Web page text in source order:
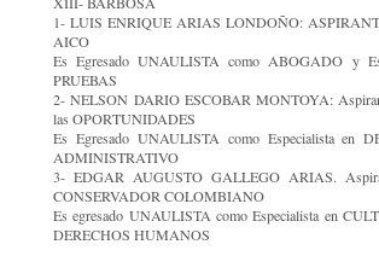
1- LUIS ENRIQUE ARIAS LONDOÑO:
AICO
Es Egresado UNAULISTA como ABOGADO y
PRUEBAS
2- NELSON DARIO ESCOBAR MONTOYA:
las OPORTUNIDADES
Es Egresado UNAULISTA como Especialista en
ADMINISTRATIVO
3- EDGAR AUGUSTO GALLEGO ARIAS.
CONSERVADOR COLOMBIANO
Es egresado UNAULISTA como Especialista en
DERECHOS HUMANOS